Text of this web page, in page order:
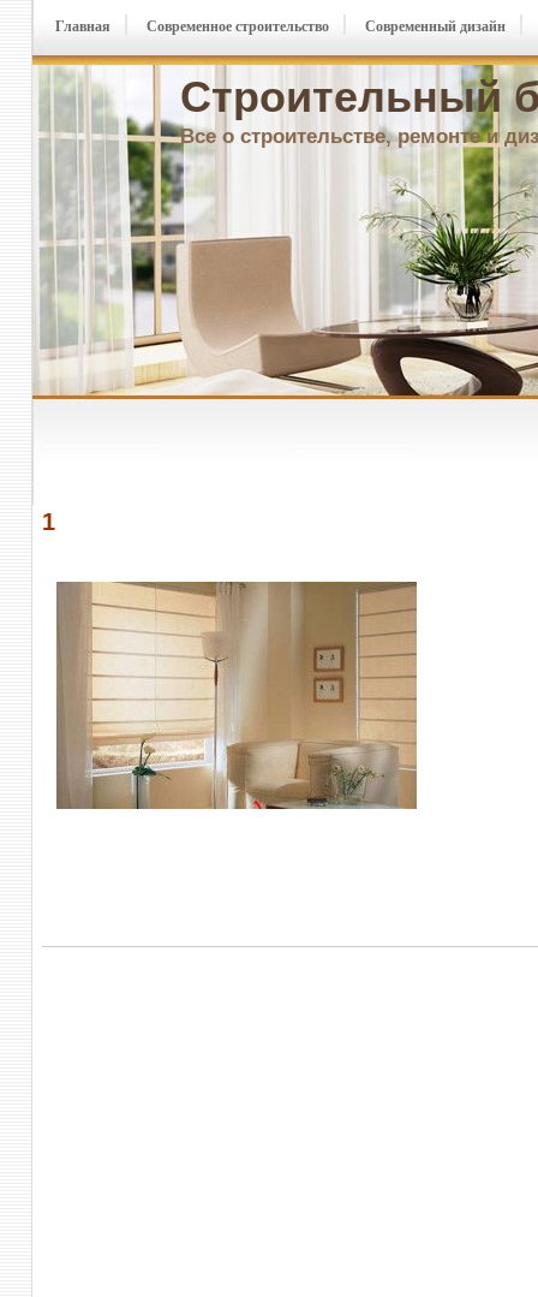
Строительный
Все о строительстве, ремонте и
Главная Современное строительство Современный дизайн
1